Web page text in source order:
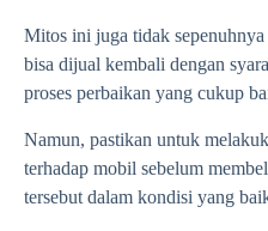
Mitos ini juga tidak
bisa dijual kembali dengan
proses perbaikan yang cukup
Namun, pastikan untuk
terhadap mobil sebelum
tersebut dalam kondisi yang